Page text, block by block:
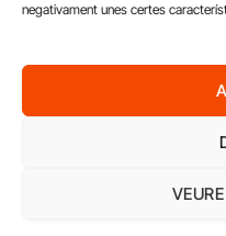
negativament unes certes